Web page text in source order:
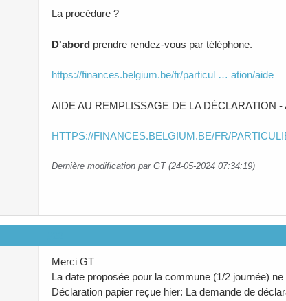
La procédure ?
D'abord prendre rendez-vous par téléphone.
https://finances.belgium.be/fr/particul … ation/aide
AIDE AU REMPLISSAGE DE LA DÉCLARATION -
HTTPS://FINANCES.BELGIUM.BE/FR/
Dernière modification par GT (24-05-2024 07:34:19)
Merci GT
La date proposée pour la commune (1/2 journée)
Déclaration papier reçue hier: La demande de